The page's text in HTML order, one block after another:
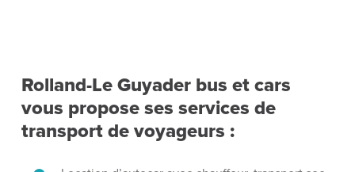
Rolland-Le Guyader bus et cars
vous propose ses services de
transport de voyageurs :